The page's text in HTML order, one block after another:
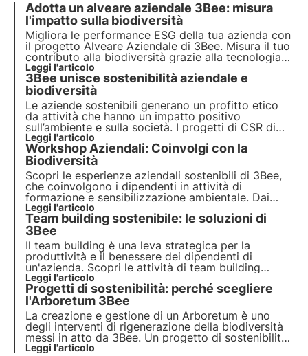
Adotta un alveare aziendale 3Bee: misura
l'impatto sulla biodiversità
Migliora le performance ESG della tua azienda con
il progetto Alveare Aziendale di 3Bee. Misura il tuo
contributo alla biodiversità grazie alla tecnologia
Hive-Tech di cui è dotato l'alveare. L'iniziativa può
includere miele brandizzato e attività di
engagement per i collaboratori.
Leggi l'articolo
3Bee unisce sostenibilità aziendale e
biodiversità
Le aziende sostenibili generano un profitto etico
da attività che hanno un impatto positivo
sull’ambiente e sulla società. I progetti di CSR di
3Bee rigenerano la biodiversità. Scopri come
essere (più) sostenibile e come proteggere la
biodiversità coinvolgendo i tuoi dipendenti.
Leggi l'articolo
Workshop Aziendali: Coinvolgi con la
Biodiversità
Scopri le esperienze aziendali sostenibili di 3Bee,
che coinvolgono i dipendenti in attività di
formazione e sensibilizzazione ambientale. Dai
workshop di apicoltura e piantumazione alle
degustazioni di biodiversità, migliora l'engagement
e promuovi la sostenibilità.
Leggi l'articolo
Team building sostenibile: le soluzioni di
3Bee
Il team building è una leva strategica per la
produttività e il benessere dei dipendenti di
un'azienda. Scopri le attività di team building
sostenibile di 3Bee focalizzate su sviluppo
professionale e delle competenze individuali,
formazione ESG e responsabilità ambientale.
Leggi l'articolo
Progetti di sostenibilità: perché scegliere
l'Arboretum 3Bee
La creazione e gestione di un Arboretum è uno
degli interventi di rigenerazione della biodiversità
messi in atto da 3Bee. Un progetto di sostenibilità
aziendale misurato tramite dashboard, per un
Leggi l'articolo